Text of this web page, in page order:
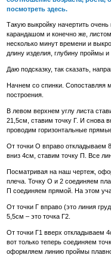
посмотреть здесь.
Такую выкройку начертить
карандашом и конечно же,
несколько минут времени и
длину изделия, глубину проймы и
Даю подсказку, так сказать,
Начнем со спинки. Сопоставляя
построения.
В левом верхнем углу листа
21,5см, ставим точку Г. И снова
проводим горизонтальные
От точки О вправо откладываем
вниз 4см, ставим точку П. Все
Посматривая на наш чертеж,
плеча. Точку О и 2 соединяем
П соединяем прямой. На этом
От точки Г вправо (это линия
5,5см – это точка Г2.
От точки Г1 вверх откладываем
вот только теперь соединяем
оформляем линию проймы